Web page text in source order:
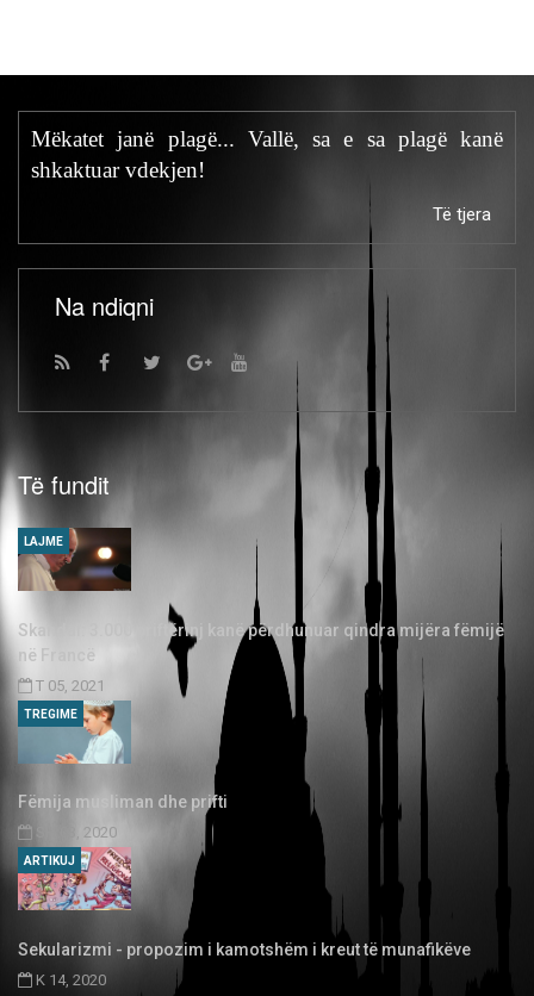
Mëkatet janë plagë... Vallë, sa e sa plagë kanë
shkaktuar vdekjen!
Të tjera
Na ndiqni
Të fundit
Skandal: 3.000 priftërinj kanë përdhunuar qindra mijëra fëmijë
në Francë
T 05, 2021
LAJME
Fëmija musliman dhe prifti
SH 03, 2020
TREGIME
Sekularizmi - propozim i kamotshëm i kreut të munafikëve
K 14, 2020
ARTIKUJ